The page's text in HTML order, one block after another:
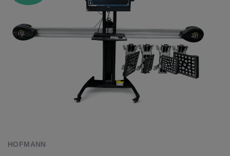
HOFMANN